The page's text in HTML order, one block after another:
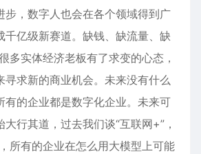
步，数字人也会在各个领域得到广
千亿级新赛道。缺钱、缺流量、缺
多实体经济老板有了求变的心态，
寻求新的商业机会。未来没有什么
有的企业都是数字化企业。未来可
行其道，过去我们谈“互联网+”，
所有的企业在怎么用大模型上可能